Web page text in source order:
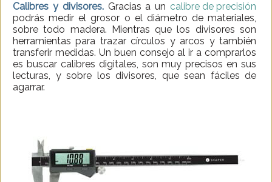
Calibres y divisores. Gracias a un calibre de precisión
podrás medir el grosor o el diámetro de materiales,
sobre todo madera. Mientras que los divisores son
herramientas para trazar círculos y arcos y también
transferir medidas. Un buen consejo al ir a comprarlos
es buscar calibres digitales, son muy precisos en sus
lecturas, y sobre los divisores, que sean fáciles de
agarrar.